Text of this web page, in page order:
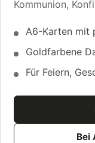
Kommunion,
A6-Karten mit
Goldfarbene
Für Feiern,
Bei